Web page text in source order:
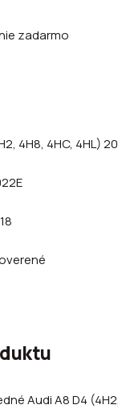
zadarmo
4H8, 4HC, 4HL)
Audi A8 D4